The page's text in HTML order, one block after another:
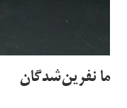
ما نفرین‌شدگان